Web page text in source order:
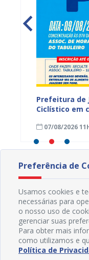
Prefeitura de
Ciclístico em
07/08/2026
Preferência de
Usamos cookies e
necessárias para
o nosso uso de
gerenciar suas
Para obter mais
como utilizamos e
Política de